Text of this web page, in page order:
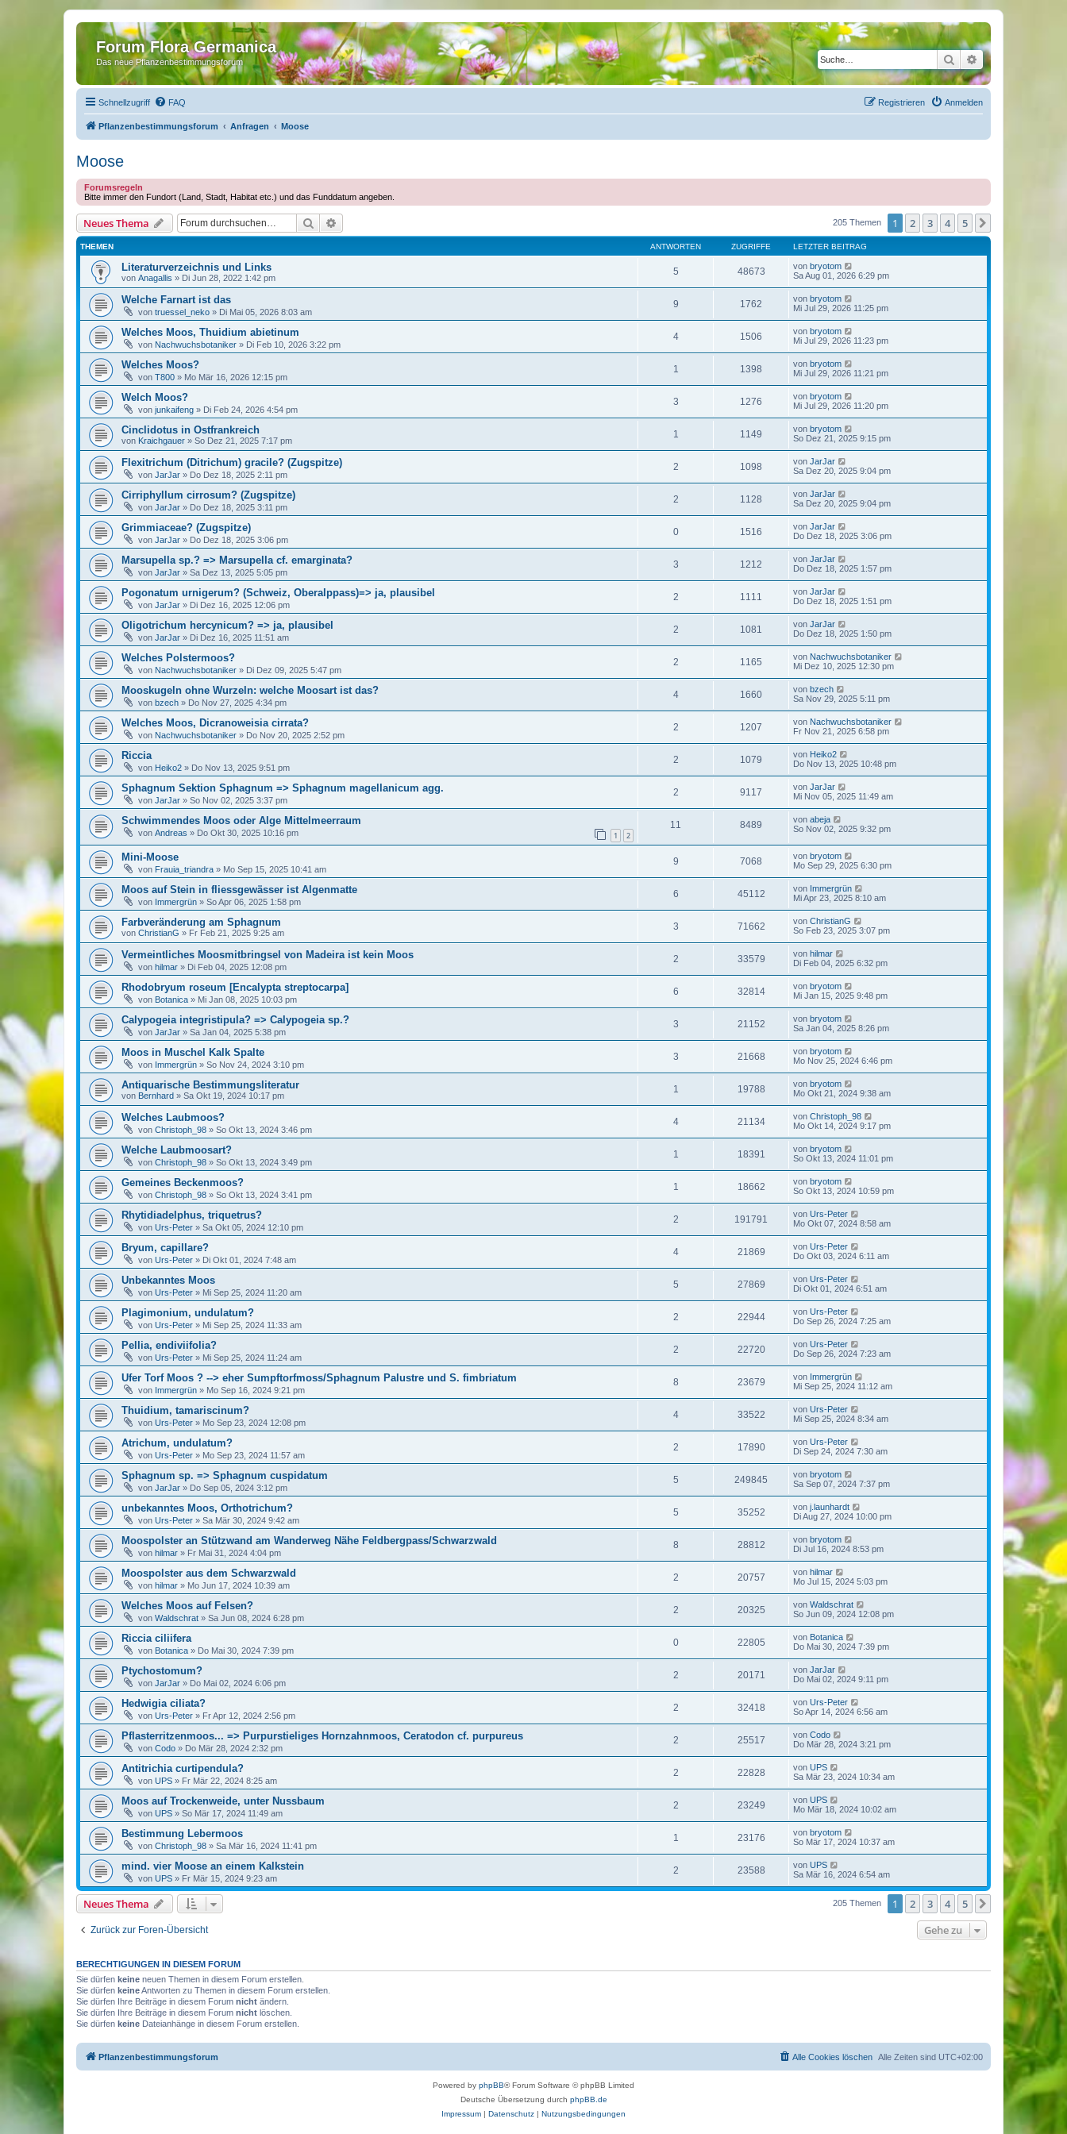
Forum Flora Germanica
Das neue Pflanzenbestimmungsforum SucheErweiterte Suche
Schnellzugriff FAQ Anmelden
Registrieren
Pflanzenbestimmungsforum Anfragen Moose
Moose
Forumsregeln
Bitte immer den Fundort (Land, Stadt, Habitat etc.) und das Funddatum angeben.
Neues Thema Suche 205 Themen 1 2 3 4 5
THEMEN ANTWORTEN ZUGRIFFE LETZTER BEITRAG
Literaturverzeichnis und Links
von Anagallis » Di Jun 28, 2022 1:42 pm
5 48673 von bryotom
Sa Aug 01, 2026 6:29 pm
Welche Farnart ist das
von truessel_neko » Di Mai 05, 2026 8:03 am
9 1762 von bryotom
Mi Jul 29, 2026 11:25 pm
Welches Moos, Thuidium abietinum
von Nachwuchsbotaniker » Di Feb 10, 2026 3:22 pm
4 1506 von bryotom
Mi Jul 29, 2026 11:23 pm
Welches Moos?
von T800 » Mo Mär 16, 2026 12:15 pm
1 1398 von bryotom
Mi Jul 29, 2026 11:21 pm
Welch Moos?
von junkaifeng » Di Feb 24, 2026 4:54 pm
3 1276 von bryotom
Mi Jul 29, 2026 11:20 pm
Cinclidotus in Ostfrankreich
von Kraichgauer » So Dez 21, 2025 7:17 pm
1 1149 von bryotom
So Dez 21, 2025 9:15 pm
Flexitrichum (Ditrichum) gracile? (Zugspitze)
von JarJar » Do Dez 18, 2025 2:11 pm
2 1098 von JarJar
Sa Dez 20, 2025 9:04 pm
Cirriphyllum cirrosum? (Zugspitze)
von JarJar » Do Dez 18, 2025 3:11 pm
2 1128 von JarJar
Sa Dez 20, 2025 9:04 pm
Grimmiaceae? (Zugspitze)
von JarJar » Do Dez 18, 2025 3:06 pm
0 1516 von JarJar
Do Dez 18, 2025 3:06 pm
Marsupella sp.? => Marsupella cf. emarginata?
von JarJar » Sa Dez 13, 2025 5:05 pm
3 1212 von JarJar
Do Dez 18, 2025 1:57 pm
Pogonatum urnigerum? (Schweiz, Oberalppass)=> ja, plausibel
von JarJar » Di Dez 16, 2025 12:06 pm
2 1111 von JarJar
Do Dez 18, 2025 1:51 pm
Oligotrichum hercynicum? => ja, plausibel
von JarJar » Di Dez 16, 2025 11:51 am
2 1081 von JarJar
Do Dez 18, 2025 1:50 pm
Welches Polstermoos?
von Nachwuchsbotaniker » Di Dez 09, 2025 5:47 pm
2 1165 von Nachwuchsbotaniker
Mi Dez 10, 2025 12:30 pm
Mooskugeln ohne Wurzeln: welche Moosart ist das?
von bzech » Do Nov 27, 2025 4:34 pm
4 1660 von bzech
Sa Nov 29, 2025 5:11 pm
Welches Moos, Dicranoweisia cirrata?
von Nachwuchsbotaniker » Do Nov 20, 2025 2:52 pm
2 1207 von Nachwuchsbotaniker
Fr Nov 21, 2025 6:58 pm
Riccia
von Heiko2 » Do Nov 13, 2025 9:51 pm
2 1079 von Heiko2
Do Nov 13, 2025 10:48 pm
Sphagnum Sektion Sphagnum => Sphagnum magellanicum agg.
von JarJar » So Nov 02, 2025 3:37 pm
2 9117 von JarJar
Mi Nov 05, 2025 11:49 am
Schwimmendes Moos oder Alge Mittelmeerraum
von Andreas » Do Okt 30, 2025 10:16 pm 1 2
11 8489 von abeja
So Nov 02, 2025 9:32 pm
Mini-Moose
von Frauia_triandra » Mo Sep 15, 2025 10:41 am
9 7068 von bryotom
Mo Sep 29, 2025 6:30 pm
Moos auf Stein in fliessgewässer ist Algenmatte
von Immergrün » So Apr 06, 2025 1:58 pm
6 45112 von Immergrün
Mi Apr 23, 2025 8:10 am
Farbveränderung am Sphagnum
von ChristianG » Fr Feb 21, 2025 9:25 am
3 71662 von ChristianG
So Feb 23, 2025 3:07 pm
Vermeintliches Moosmitbringsel von Madeira ist kein Moos
von hilmar » Di Feb 04, 2025 12:08 pm
2 33579 von hilmar
Di Feb 04, 2025 6:32 pm
Rhodobryum roseum [Encalypta streptocarpa]
von Botanica » Mi Jan 08, 2025 10:03 pm
6 32814 von bryotom
Mi Jan 15, 2025 9:48 pm
Calypogeia integristipula? => Calypogeia sp.?
von JarJar » Sa Jan 04, 2025 5:38 pm
3 21152 von bryotom
Sa Jan 04, 2025 8:26 pm
Moos in Muschel Kalk Spalte
von Immergrün » So Nov 24, 2024 3:10 pm
3 21668 von bryotom
Mo Nov 25, 2024 6:46 pm
Antiquarische Bestimmungsliteratur
von Bernhard » Sa Okt 19, 2024 10:17 pm
1 19788 von bryotom
Mo Okt 21, 2024 9:38 am
Welches Laubmoos?
von Christoph_98 » So Okt 13, 2024 3:46 pm
4 21134 von Christoph_98
Mo Okt 14, 2024 9:17 pm
Welche Laubmoosart?
von Christoph_98 » So Okt 13, 2024 3:49 pm
1 18391 von bryotom
So Okt 13, 2024 11:01 pm
Gemeines Beckenmoos?
von Christoph_98 » So Okt 13, 2024 3:41 pm
1 18662 von bryotom
So Okt 13, 2024 10:59 pm
Rhytidiadelphus, triquetrus?
von Urs-Peter » Sa Okt 05, 2024 12:10 pm
2 191791 von Urs-Peter
Mo Okt 07, 2024 8:58 am
Bryum, capillare?
von Urs-Peter » Di Okt 01, 2024 7:48 am
4 21869 von Urs-Peter
Do Okt 03, 2024 6:11 am
Unbekanntes Moos
von Urs-Peter » Mi Sep 25, 2024 11:20 am
5 27869 von Urs-Peter
Di Okt 01, 2024 6:51 am
Plagimonium, undulatum?
von Urs-Peter » Mi Sep 25, 2024 11:33 am
2 22944 von Urs-Peter
Do Sep 26, 2024 7:25 am
Pellia, endiviifolia?
von Urs-Peter » Mi Sep 25, 2024 11:24 am
2 22720 von Urs-Peter
Do Sep 26, 2024 7:23 am
Ufer Torf Moos ? --> eher Sumpftorfmoss/Sphagnum Palustre und S. fimbriatum
von Immergrün » Mo Sep 16, 2024 9:21 pm
8 23679 von Immergrün
Mi Sep 25, 2024 11:12 am
Thuidium, tamariscinum?
von Urs-Peter » Mo Sep 23, 2024 12:08 pm
4 33522 von Urs-Peter
Mi Sep 25, 2024 8:34 am
Atrichum, undulatum?
von Urs-Peter » Mo Sep 23, 2024 11:57 am
2 17890 von Urs-Peter
Di Sep 24, 2024 7:30 am
Sphagnum sp. => Sphagnum cuspidatum
von JarJar » Do Sep 05, 2024 3:12 pm
5 249845 von bryotom
Sa Sep 07, 2024 7:37 pm
unbekanntes Moos, Orthotrichum?
von Urs-Peter » Sa Mär 30, 2024 9:42 am
5 35252 von j.launhardt
Di Aug 27, 2024 10:00 pm
Moospolster an Stützwand am Wanderweg Nähe Feldbergpass/Schwarzwald
von hilmar » Fr Mai 31, 2024 4:04 pm
8 28812 von bryotom
Di Jul 16, 2024 8:53 pm
Moospolster aus dem Schwarzwald
von hilmar » Mo Jun 17, 2024 10:39 am
2 20757 von hilmar
Mo Jul 15, 2024 5:03 pm
Welches Moos auf Felsen?
von Waldschrat » Sa Jun 08, 2024 6:28 pm
2 20325 von Waldschrat
So Jun 09, 2024 12:08 pm
Riccia ciliifera
von Botanica » Do Mai 30, 2024 7:39 pm
0 22805 von Botanica
Do Mai 30, 2024 7:39 pm
Ptychostomum?
von JarJar » Do Mai 02, 2024 6:06 pm
2 20171 von JarJar
Do Mai 02, 2024 9:11 pm
Hedwigia ciliata?
von Urs-Peter » Fr Apr 12, 2024 2:56 pm
2 32418 von Urs-Peter
So Apr 14, 2024 6:56 am
Pflasterritzenmoos... => Purpurstieliges Hornzahnmoos, Ceratodon cf. purpureus
von Codo » Do Mär 28, 2024 2:32 pm
2 25517 von Codo
Do Mär 28, 2024 3:21 pm
Antitrichia curtipendula?
von UPS » Fr Mär 22, 2024 8:25 am
2 22828 von UPS
Sa Mär 23, 2024 10:34 am
Moos auf Trockenweide, unter Nussbaum
von UPS » So Mär 17, 2024 11:49 am
2 23249 von UPS
Mo Mär 18, 2024 10:02 am
Bestimmung Lebermoos
von Christoph_98 » Sa Mär 16, 2024 11:41 pm
1 23176 von bryotom
So Mär 17, 2024 10:37 am
mind. vier Moose an einem Kalkstein
von UPS » Fr Mär 15, 2024 9:23 am
2 23588 von UPS
Sa Mär 16, 2024 6:54 am
Neues Thema 205 Themen 1 2 3 4 5 Nächste
Zurück zur Foren-Übersicht Gehe zu
BERECHTIGUNGEN IN DIESEM FORUM
Sie dürfen keine neuen Themen in diesem Forum erstellen.
Sie dürfen keineAntworten zu Themen in diesem Forum erstellen.
Sie dürfen Ihre Beiträge in diesem Forum nicht ändern.
Sie dürfen Ihre Beiträge in diesem Forum nicht löschen.
Sie dürfen keine Dateianhänge in diesem Forum erstellen.
Pflanzenbestimmungsforum Alle Zeiten sind UTC+02:00
Alle Cookies löschen
Powered by phpBB® Forum Software © phpBB Limited
Deutsche Übersetzung durch phpBB.de
Impressum | Datenschutz | Nutzungsbedingungen